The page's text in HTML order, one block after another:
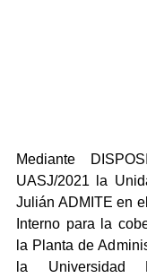
Mediante
UASJ/2021 la
Julián ADMITE en
Interno para la
la Planta de
la